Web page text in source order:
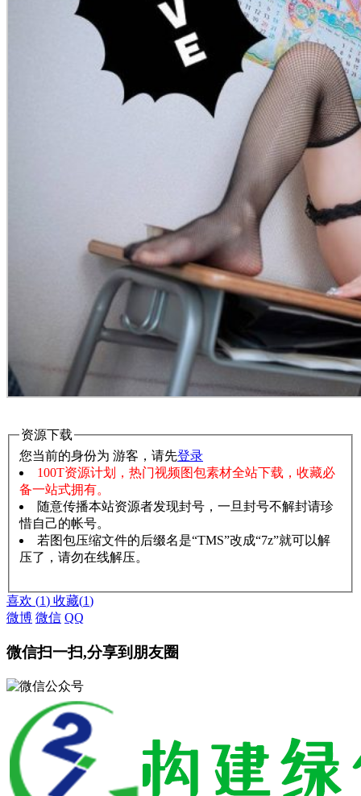
资源下载
您当前的身份为 游客，请先登录
100T资源计划，热门视频图包素材全站下载，收藏必
备一站式拥有。
随意传播本站资源者发现封号，一旦封号不解封请珍
惜自己的帐号。
若图包压缩文件的后缀名是“TMS”改成“7z”就可以解
压了，请勿在线解压。
喜欢 (1) 收藏(1)
微博 微信 QQ
微信扫一扫,分享到朋友圈